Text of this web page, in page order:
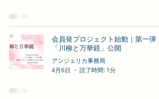
会員発プロジェクト始動｜第一弾
「川柳と万華鏡」公開
アンジェリカ事務局
4月6日
読了時間: 1分